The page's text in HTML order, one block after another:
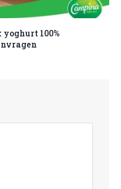
100%